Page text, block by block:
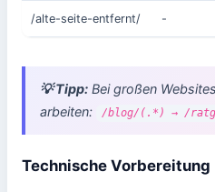
/alte-seite-entfernt/ -
💡 Tipp: Bei großen
arbeiten:
/blog/(.*) → /
Technische Vorbereitung